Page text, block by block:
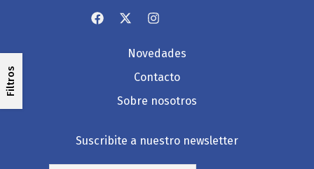
Filtros
Novedades
Contacto
Sobre nosotros
Suscribite a nuestro newsletter